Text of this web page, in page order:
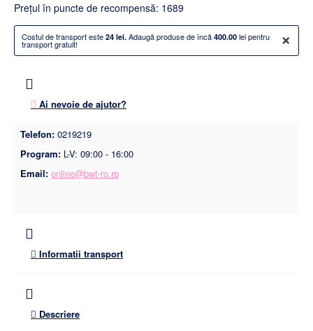
Preţul în puncte de recompensă: 1689
×
Costul de transport este 24 lei. Adaugă produse de încă 400.00 lei pentru
transport gratuit!
Ai nevoie de ajutor?
Telefon: 0219219
Program: L-V: 09:00 - 16:00
Email: online@bwt-ro.ro
Informatii transport
Descriere